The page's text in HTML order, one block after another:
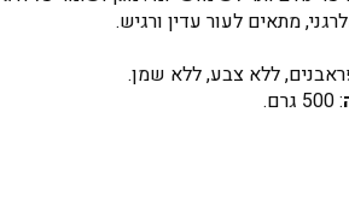
מתאים לעור עדין ורגיש.
ללא צבע, ללא שמן.
: 500 גרם.